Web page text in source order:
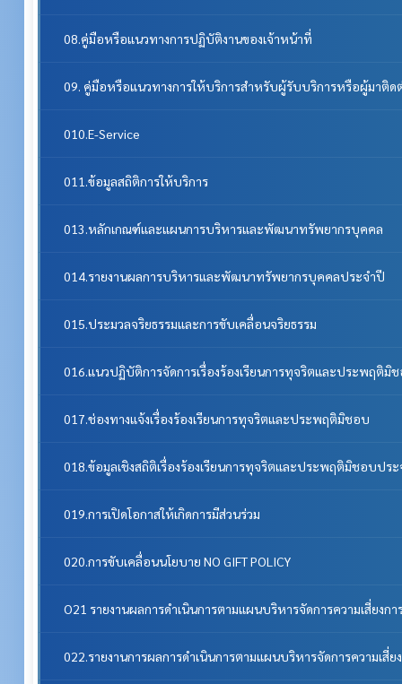
08.คู่มือหรือแนวทางการปฏิบัติงานของเจ้าหน้าที่
09. คู่มือหรือแนวทางการให้บริการสำหรับผู้รับบริการหรือผู้มาติด
010.E-Service
011.ข้อมูลสถิติการให้บริการ
013.หลักเกณฑ์และแผนการบริหารและพัฒนาทรัพยากรบุคคล
014.รายงานผลการบริหารและพัฒนาทรัพยากรบุคคลประจําปี
015.ประมวลจริยธรรมและการขับเคลื่อนจริยธรรม
016.แนวปฏิบัติการจัดการเรื่องร้องเรียนการทุจริตและประพฤติมิ
017.ช่องทางแจ้งเรื่องร้องเรียนการทุจริตและประพฤติมิชอบ
018.ข้อมูลเชิงสถิติเรื่องร้องเรียนการทุจริตและประพฤติมิชอบปร
019.การเปิดโอกาสให้เกิดการมีส่วนร่วม
020.การขับเคลื่อนนโยบาย NO GIFT POLICY
O21 รายงานผลการดำเนินการตามแผนบริหารจัดการความเสี่ยงก
022.รายงานการผลการดำเนินการตามแผนบริหารจัดการความเสี่